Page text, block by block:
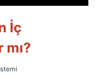
İç
mı?